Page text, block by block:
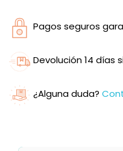
Pagos seguros
Devolución 14 días
¿Alguna duda?